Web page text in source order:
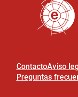
ContactoAviso
Preguntas